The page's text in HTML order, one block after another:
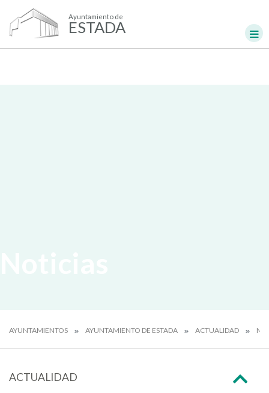
Ayuntamiento de
ESTADA
AYUNTAMIENTOS AYUNTAMIENTO DE ESTADA ACTUALIDAD
ACTUALIDAD